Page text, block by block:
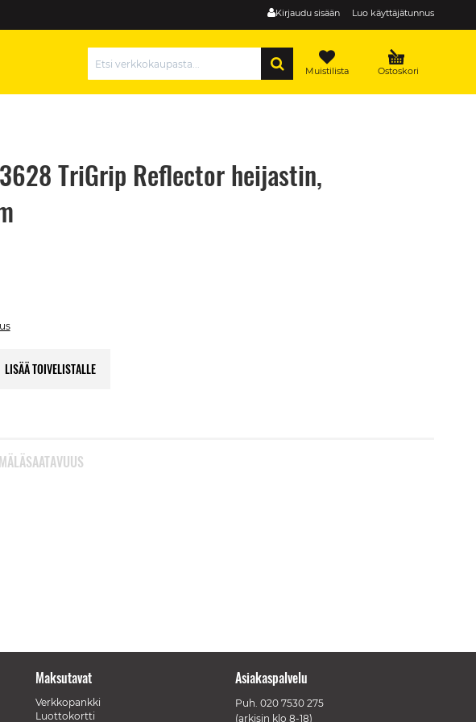
Kirjaudu sisään Luo käyttäjätunnus
Ostoskori
Muistilista
TriGrip Reflector heijastin,
LISÄÄ TOIVELISTALLE
Maksutavat
Verkkopankki
Luottokortti
Asiakaspalvelu
Puh. 020 7530 275
(arkisin klo 8-18)